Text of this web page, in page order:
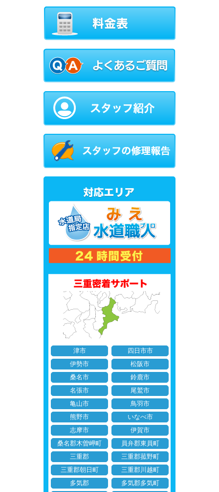
津市
四日市市
伊勢市
松阪市
桑名市
鈴鹿市
名張市
尾鷲市
亀山市
鳥羽市
熊野市
いなべ市
志摩市
伊賀市
桑名郡木曽岬町
員弁郡東員町
三重郡
三重郡菰野町
三重郡朝日町
三重郡川越町
多気郡
多気郡多気町